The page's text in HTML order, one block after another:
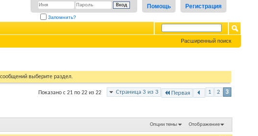
Регистрация
Помощь
Запомнить?
Расширенный поиск
выберите раздел.
Страница 3 из 3 Первая 1 2 3
Показано с 21 по 22 из 22
Опции темы Отображение